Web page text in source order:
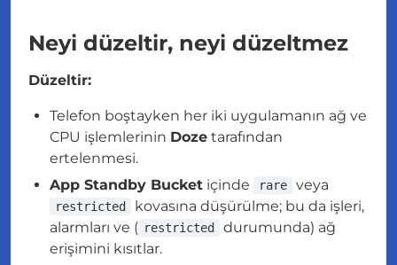
Neyi düzeltir, neyi düzeltmez
Düzeltir:
Telefon boştayken her iki uygulamanın ağ ve
CPU işlemlerinin Doze tarafından
ertelenmesi.
App Standby Bucket içinde rare veya
restricted
kovasına düşürülme; bu da işleri,
alarmları ve ( restricted
durumunda) ağ
erişimini kısıtlar.